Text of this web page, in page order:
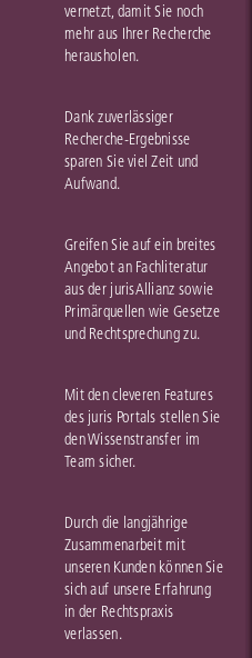
vernetzt, damit Sie noch
mehr aus Ihrer Recherche
herausholen.
Dank zuverlässiger
Recherche-Ergebnisse
sparen Sie viel Zeit und
Aufwand.
Greifen Sie auf ein breites
Angebot an Fachliteratur
aus der jurisAllianz sowie
Primärquellen wie Gesetze
und Rechtsprechung zu.
Mit den cleveren Features
des juris Portals stellen Sie
den Wissenstransfer im
Team sicher.
Durch die langjährige
Zusammenarbeit mit
unseren Kunden können Sie
sich auf unsere Erfahrung
in der Rechtspraxis
verlassen.